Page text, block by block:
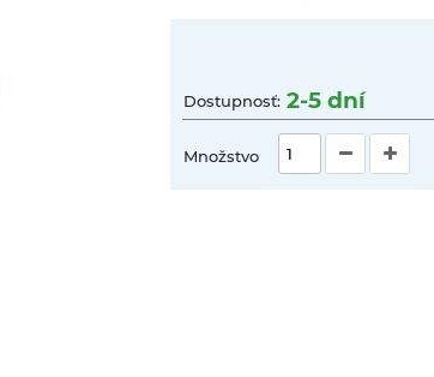
Dostupnosť: 2-5 dní
Množstvo